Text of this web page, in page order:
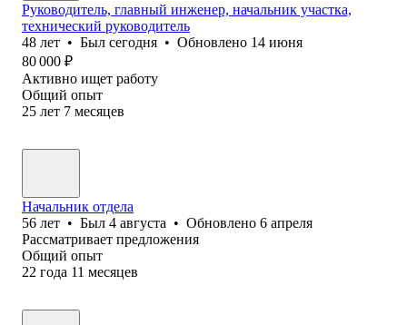
Руководитель, главный инженер, начальник участка,
технический руководитель
48 лет • Был сегодня • Обновлено 14 июня
80 000 ₽
Активно ищет работу
Общий опыт
25 лет 7 месяцев
Начальник отдела
56 лет • Был 4 августа • Обновлено 6 апреля
Рассматривает предложения
Общий опыт
22 года 11 месяцев